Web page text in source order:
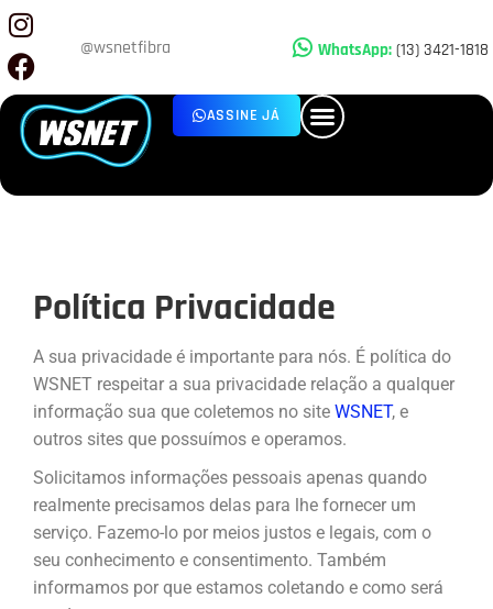
@wsnetfibra WhatsApp: (13) 3421-1818
ASSINE JÁ
Política Privacidade
A sua privacidade é importante para nós. É política do
WSNET respeitar a sua privacidade relação a qualquer
informação sua que coletemos no site WSNET, e
outros sites que possuímos e operamos.
Solicitamos informações pessoais apenas quando
realmente precisamos delas para lhe fornecer um
serviço. Fazemo-lo por meios justos e legais, com o
seu conhecimento e consentimento. Também
informamos por que estamos coletando e como será